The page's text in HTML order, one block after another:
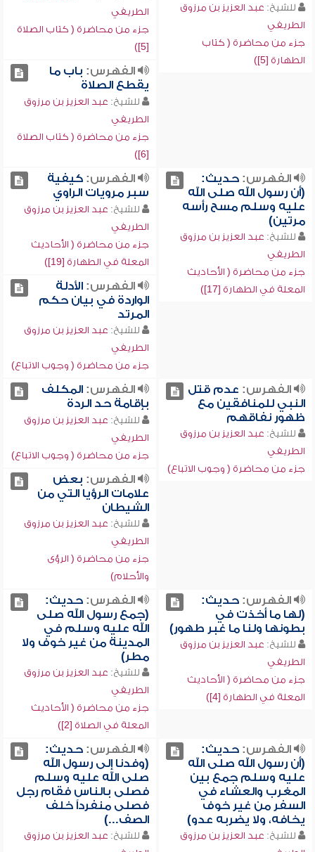
للشيخ: عبد العزيز بن مرزوق
الطريفي
جزء من محاضرة ( كتاب
الطهارة [5])
الطريفي
جزء من محاضرة ( كتاب الصلاة
[5])
الفهرس: باب ما
يقطع الصلاة
للشيخ: عبد العزيز بن مرزوق
الطريفي
جزء من محاضرة ( كتاب الصلاة
[6])
الفهرس:حديث:
(أن رسول الله صلى الله
عليه وسلم مسح رأسه
مرتين)
للشيخ: عبد العزيز بن مرزوق
الطريفي
جزء من محاضرة ( الأحاديث
المعلة في الطهارة [17])
الفهرس:كيفية
سبر مرويات الراوي
للشيخ: عبد العزيز بن مرزوق
الطريفي
جزء من محاضرة ( الأحاديث
المعلة في الطهارة [19])
الفهرس:الأدلة
الواردة في بيان حكم
المرتد
للشيخ: عبد العزيز بن مرزوق
الطريفي
جزء من محاضرة ( وجوب الاتباع)
الفهرس: عدم قتل
النبي للمنافقين مع
ظهور نفاقهم
للشيخ: عبد العزيز بن مرزوق
الطريفي
جزء من محاضرة ( وجوب الاتباع)
الفهرس:المكلف
بإقامة حد الردة
للشيخ: عبد العزيز بن مرزوق
الطريفي
جزء من محاضرة ( وجوب الاتباع)
الفهرس: بعض
علامات الرؤيا التي من
الشيطان
للشيخ: عبد العزيز بن مرزوق
الطريفي
جزء من محاضرة ( الرؤى
والأحلام)
الفهرس:حديث:
(لها ما أخذت في
بطونها ولنا ما غبر طهور)
للشيخ: عبد العزيز بن مرزوق
الطريفي
جزء من محاضرة ( الأحاديث
المعلة في الطهارة [4])
الفهرس:حديث:
(جمع رسول الله صلى
الله عليه وسلم في
المدينة من غير خوف ولا
مطر)
للشيخ: عبد العزيز بن مرزوق
الطريفي
جزء من محاضرة ( الأحاديث
المعلة في الصلاة [2])
الفهرس:حديث:
(أن رسول الله صلى الله
عليه وسلم جمع بين
المغرب والعشاء في
السفر من غير خوف
يخافه، ولا يضربه عدو)
للشيخ: عبد العزيز بن مرزوق
الفهرس:حديث:
(وفدنا إلى رسول الله
صلى الله عليه وسلم
فصلى بالناس فقام رجل
فصلى منفرداً خلف
الصف...)
للشيخ: عبد العزيز بن مرزوق